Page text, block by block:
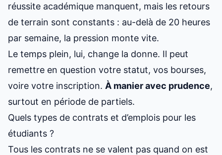
réussite académique manquent, mais les retours
de terrain sont constants : au-delà de 20 heures
par semaine, la pression monte vite.
Le temps plein, lui, change la donne. Il peut
remettre en question votre statut, vos bourses,
voire votre inscription. À manier avec prudence,
surtout en période de partiels.
Quels types de contrats et d’emplois pour les
étudiants ?
Tous les contrats ne se valent pas quand on est